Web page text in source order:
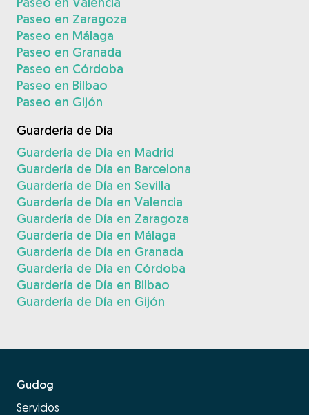
Paseo en Zaragoza
Paseo en Málaga
Paseo en Granada
Paseo en Córdoba
Paseo en Bilbao
Paseo en Gijón
Guardería de Día
Guardería de Día en Madrid
Guardería de Día en Barcelona
Guardería de Día en Sevilla
Guardería de Día en Valencia
Guardería de Día en Zaragoza
Guardería de Día en Málaga
Guardería de Día en Granada
Guardería de Día en Córdoba
Guardería de Día en Bilbao
Guardería de Día en Gijón
Gudog
Servicios